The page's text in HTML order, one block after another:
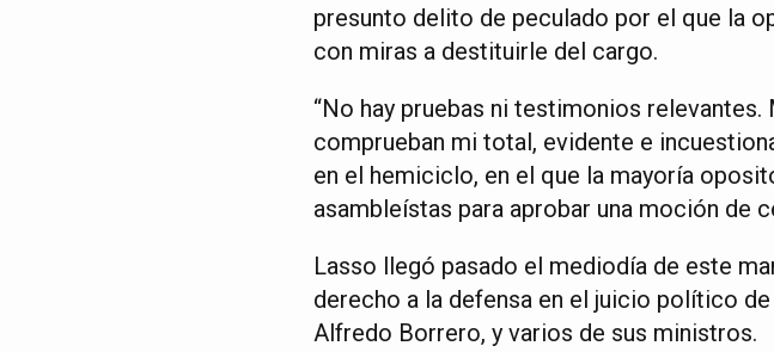
presunto delito de peculado por el que la
con miras a destituirle del cargo.
“No hay pruebas ni testimonios
comprueban mi total, evidente e
en el hemiciclo, en el que la mayoría
asambleístas para aprobar una moción de
Lasso llegó pasado el mediodía de este
derecho a la defensa en el juicio político
Alfredo Borrero, y varios de sus ministros.